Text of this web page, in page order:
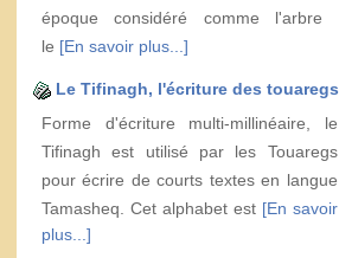
époque considéré comme l'arbre
le [En savoir plus...]
Le Tifinagh, l'écriture des touaregs
Forme d'écriture multi-millinéaire, le
Tifinagh est utilisé par les Touaregs
pour écrire de courts textes en langue
Tamasheq. Cet alphabet est [En savoir
plus...]